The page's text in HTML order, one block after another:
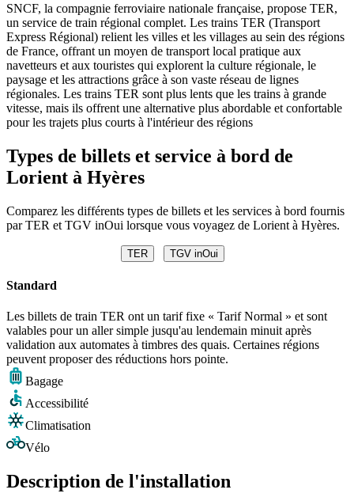
SNCF, la compagnie ferroviaire nationale française, propose TER,
un service de train régional complet. Les trains TER (Transport
Express Régional) relient les villes et les villages au sein des régions
de France, offrant un moyen de transport local pratique aux
navetteurs et aux touristes qui explorent la culture régionale, le
paysage et les attractions grâce à son vaste réseau de lignes
régionales. Les trains TER sont plus lents que les trains à grande
vitesse, mais ils offrent une alternative plus abordable et confortable
pour les trajets plus courts à l'intérieur des régions
Types de billets et service à bord de
Lorient à Hyères
Comparez les différents types de billets et les services à bord fournis
par TER et TGV inOui lorsque vous voyagez de Lorient à Hyères.
TER TGV inOui
Standard
Les billets de train TER ont un tarif fixe « Tarif Normal » et sont
valables pour un aller simple jusqu'au lendemain minuit après
validation aux automates à timbres des quais. Certaines régions
peuvent proposer des réductions hors pointe.
Bagage
Accessibilité
Climatisation
Vélo
Description de l'installation